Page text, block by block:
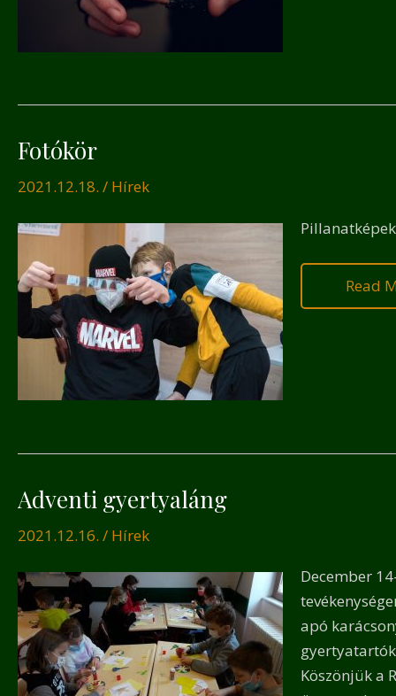
Fotókör
2021.12.18. / Hírek
Read
Adventi gyertyaláng
2021.12.16. / Hírek
December
apó
Köszönjük a